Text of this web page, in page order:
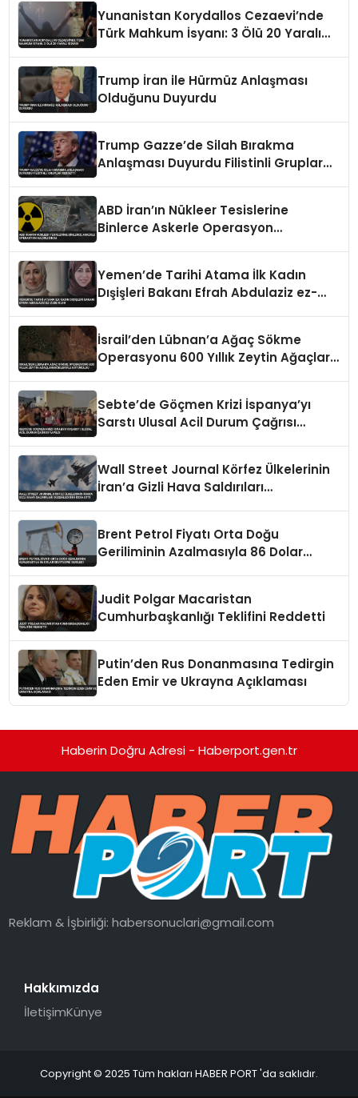
Yunanistan Korydallos Cezaevi’nde
Türk Mahkum İsyanı: 3 Ölü 20 Yaralı
Trump İran ile Hürmüz Anlaşması
Olduğunu Duyurdu
Trump Gazze’de Silah Bırakma
Anlaşması Duyurdu Filistinli Gruplar
ABD İran’ın Nükleer Tesislerine
Binlerce Askerle Operasyon
Yemen’de Tarihi Atama İlk Kadın
Dışişleri Bakanı Efrah Abdulaziz ez-
İsrail’den Lübnan’a Ağaç Sökme
Operasyonu 600 Yıllık Zeytin Ağaçları
Sebte’de Göçmen Krizi İspanya’yı
Sarstı Ulusal Acil Durum Çağrısı
Wall Street Journal Körfez Ülkelerinin
İran’a Gizli Hava Saldırıları
Brent Petrol Fiyatı Orta Doğu
Geriliminin Azalmasıyla 86 Dolar
Judit Polgar Macaristan
Cumhurbaşkanlığı Teklifini Reddetti
Putin’den Rus Donanmasına Tedirgin
Eden Emir ve Ukrayna Açıklaması
Haberin Doğru Adresi - Haberport.gen.tr
Reklam & İşbirliği:habersonuclari@gmail.com
Hakkımızda
İletişimKünye
Copyright © 2025 Tüm hakları HABER PORT 'da saklıdır.